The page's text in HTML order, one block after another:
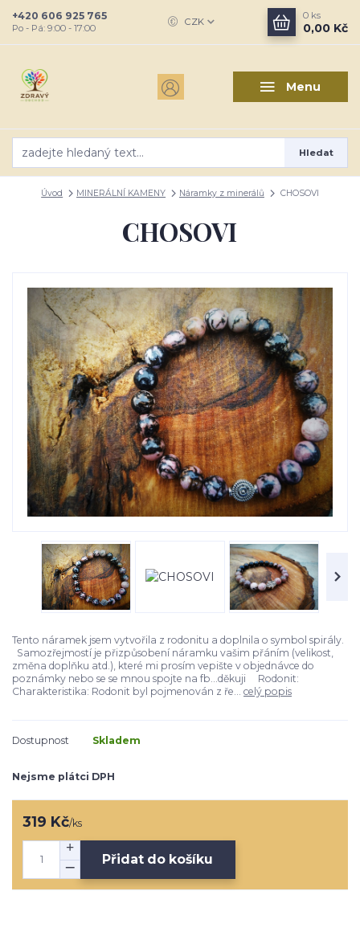
Menu
CZK
Hledat
+420 606 925 765
Po - Pá: 9:00 - 17:00
0 ks
0,00 Kč
Úvod MINERÁLNÍ KAMENY Náramky z minerálů CHOSOVI
CHOSOVI
Tento náramek jsem vytvořila z rodonitu a doplnila o symbol spirály.
Samozřejmostí je přizpůsobení náramku vašim přáním (velikost,
změna doplňku atd.), které mi prosím vepište v objednávce do
poznámky nebo se se mnou spojte na fb...děkuji Rodonit:
Charakteristika: Rodonit byl pojmenován z ře... celý popis
Dostupnost Skladem
Nejsme plátci DPH
319 Kč/ks
Přidat do košíku